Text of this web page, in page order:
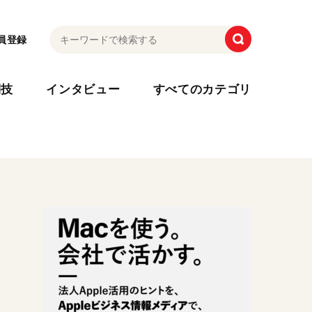
登録
インタビュー すべてのカテゴリ